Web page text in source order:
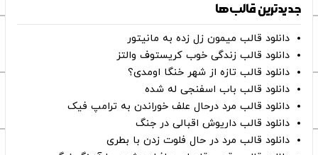
جدیدترین قالب‌ها
دانلود قالب میمون زل زده به مانیتور
دانلود قالب زندگی خوب کریستوف والتز
دانلود قالب تازه از شهر خنگا اومدی؟
دانلود قالب باب اسفنجی له شده
دانلود قالب مرد درحال علف خوراندن به ترامپ فیک
دانلود قالب داریوش اقبالی در جنگ
دانلود قالب مرد در حال فلوت زدن با بطری